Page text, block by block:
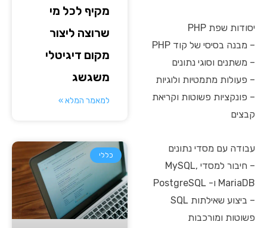
יסודות שפת PHP
– מבנה בסיסי של קוד PHP
– משתנים וסוגי נתונים
– פעולות מתמטיות ולוגיות
– פונקציות פשוטות וקריאת
קבצים
עבודה עם מסדי נתונים
– חיבור למסדי MySQL,
MariaDB ו- PostgreSQL
– ביצוע שאילתות SQL
פשוטות ומורכבות
מקיף לכל מי
שרוצה ליצור
מקום דיגיטלי
משגשג
למאמר המלא »
כללי